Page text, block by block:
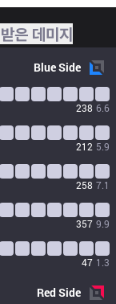
받은 데미지
BlueSide
238 6.6
212 5.9
258 7.1
357 9.9
47 1.3
RedSide